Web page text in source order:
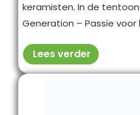
keramisten. In de
Generation – Passie voor
Lees verder